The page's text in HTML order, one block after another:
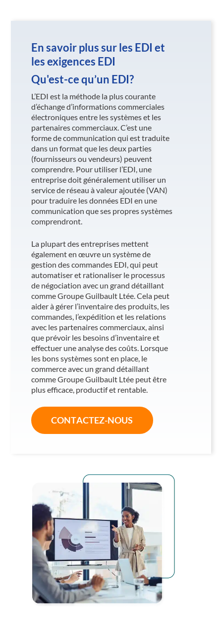
En savoir plus sur les EDI et
les exigences EDI
Qu'est-ce qu’un EDI?
L’EDI est la méthode la plus courante
d’échange d’informations commerciales
électroniques entre les systèmes et les
partenaires commerciaux. C’est une
forme de communication qui est traduite
dans un format que les deux parties
(fournisseurs ou vendeurs) peuvent
comprendre. Pour utiliser l’EDI, une
entreprise doit généralement utiliser un
service de réseau à valeur ajoutée (VAN)
pour traduire les données EDI en une
communication que ses propres systèmes
comprendront.
La plupart des entreprises mettent
également en œuvre un système de
gestion des commandes EDI, qui peut
automatiser et rationaliser le processus
de négociation avec un grand détaillant
comme Groupe Guilbault Ltée. Cela peut
aider à gérer l’inventaire des produits, les
commandes, l’expédition et les relations
avec les partenaires commerciaux, ainsi
que prévoir les besoins d’inventaire et
effectuer une analyse des coûts. Lorsque
les bons systèmes sont en place, le
commerce avec un grand détaillant
comme Groupe Guilbault Ltée peut être
plus efficace, productif et rentable.
CONTACTEZ-NOUS